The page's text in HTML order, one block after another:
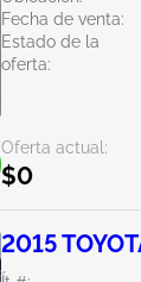
Fecha de venta:
Estado de la
oferta:
Oferta actual:
$0
2015